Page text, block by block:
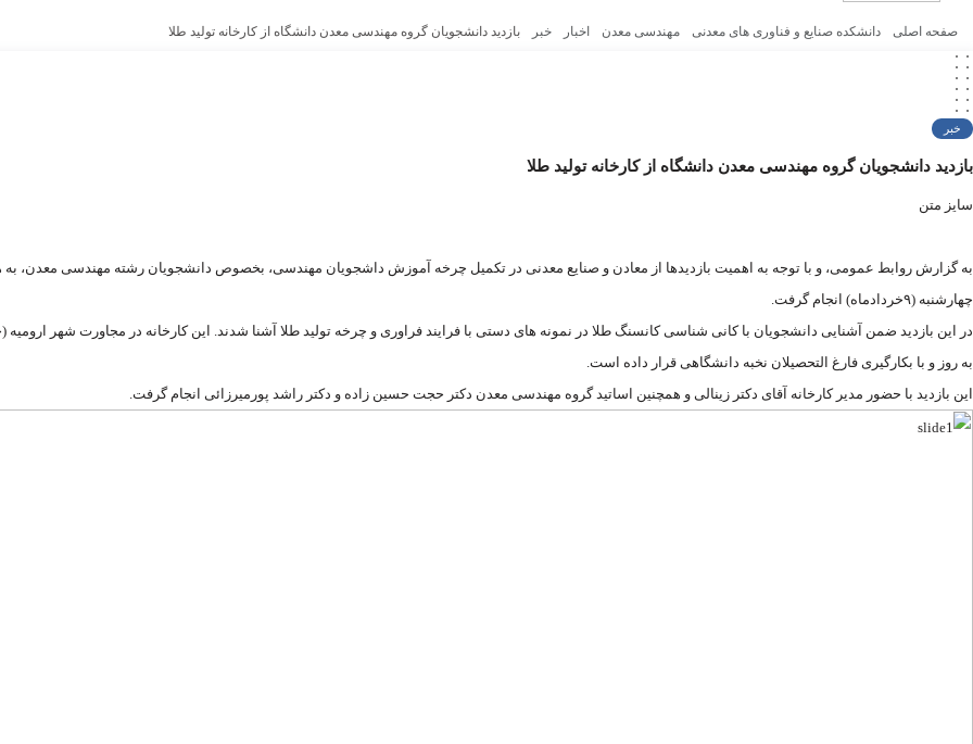
صفحه اصلی دانشکده صنایع و فناوری های معدنی مهندسی معدن اخبار خبر بازدید دانشجویان گروه مهندسی معدن دانشگاه از کارخانه تولید طلا
خبر
بازدید دانشجویان گروه مهندسی معدن دانشگاه از کارخانه تولید طلا
سایز متن
به گزارش روابط عمومی، و با توجه به اهمیت بازدیدها از معادن و صنایع معدنی در تکمیل چرخه آموزش داشجویان مهندسی، بخصوص دانشجویان رشته مهندسی معدن،
چهارشنبه (۹خردادماه) انجام گرفت.
در این بازدید ضمن آشنایی دانشجویان با کانی شناسی کانسنگ طلا در نمونه­ های دستی با فرایند فراوری و چرخه تولید طلا آشنا شدند. این کارخانه در مجاورت شهر ارومیه
به روز و با بکارگیری فارغ التحصیلان نخبه دانشگاهی قرار داده است.
این بازدید با حضور مدیر کارخانه آقای دکتر زینالی و همچنین اساتید گروه مهندسی معدن دکتر حجت حسین زاده و دکتر راشد پورمیرزائی انجام گرفت.